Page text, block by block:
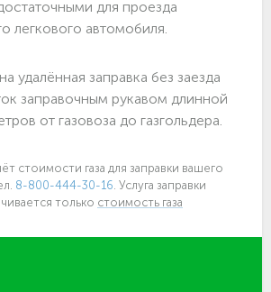
для проезда
легкового автомобиля.
удалённая заправка без заезда
заправочным рукавом длинной
от газовоза до газгольдера.
стоимости газа для заправки вашего
8-800-444-30-16. Услуга заправки
только стоимость газа